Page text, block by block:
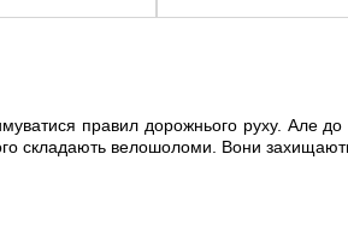
правил дорожнього руху. Але
складають велошоломи. Вони